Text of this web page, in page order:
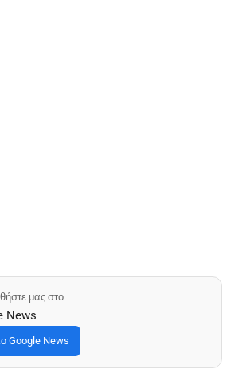
μας στο
News
Google News